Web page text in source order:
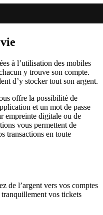
à l’utilisation des mobiles
y trouve son compte.
d’y stocker tout son argent.
offre la possibilité de
et un mot de passe
empreinte digitale ou de
vous permettent de
transactions en toute
de l’argent vers vos comptes
vos tickets